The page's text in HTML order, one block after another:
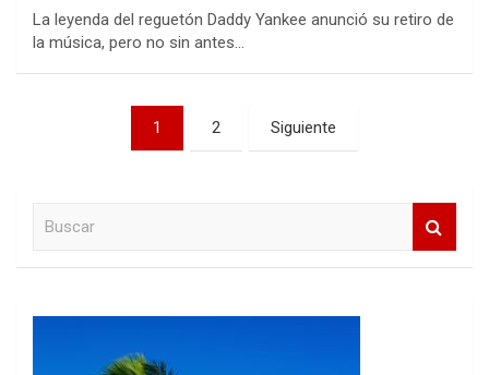
La leyenda del reguetón Daddy Yankee anunció su retiro de
la música, pero no sin antes…
1 2 Siguiente